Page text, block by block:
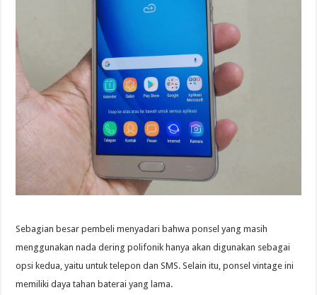
Sebagian besar pembeli menyadari bahwa ponsel yang masih
menggunakan nada dering polifonik hanya akan digunakan sebagai
opsi kedua, yaitu untuk telepon dan SMS. Selain itu, ponsel vintage ini
memiliki daya tahan baterai yang lama.